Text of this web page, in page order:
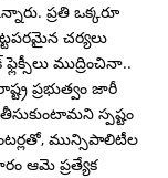
ప్రతి ఒక్కరూ
చర్యలు
ముద్రించినా..
ప్రభుత్వం జారీ
స్పష్టం
మున్సిపాలిటీల
ఆమె ప్రత్యేక